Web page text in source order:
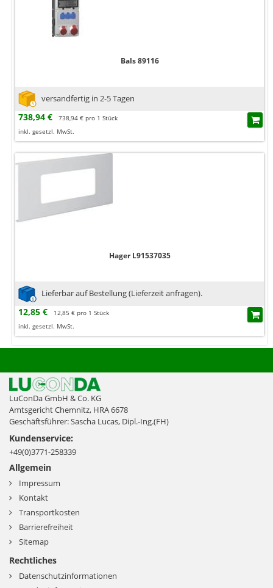
Bals 89116
versandfertig in 2-5 Tagen
738,94 €
738,94 € pro 1 Stück
inkl. gesetzl. MwSt.
Hager L91537035
Lieferbar auf Bestellung (Lieferzeit anfragen).
12,85 €
12,85 € pro 1 Stück
inkl. gesetzl. MwSt.
LuConDa GmbH & Co. KG
Amtsgericht Chemnitz, HRA 6678
Geschäftsführer: Sascha Lucas, Dipl.-Ing.(FH)
Kundenservice:
+49(0)3771-258339
Allgemein
Impressum
Kontakt
Transportkosten
Barrierefreiheit
Sitemap
Rechtliches
Datenschutzinformationen